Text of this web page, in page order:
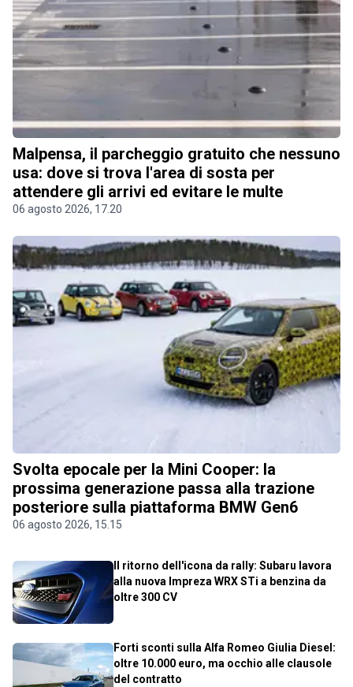
Malpensa, il parcheggio gratuito che nessuno
usa: dove si trova l'area di sosta per
attendere gli arrivi ed evitare le multe
06 agosto 2026, 17.20
Svolta epocale per la Mini Cooper: la
prossima generazione passa alla trazione
posteriore sulla piattaforma BMW Gen6
06 agosto 2026, 15.15
Il ritorno dell'icona da rally: Subaru lavora
alla nuova Impreza WRX STi a benzina da
oltre 300 CV
Forti sconti sulla Alfa Romeo Giulia Diesel:
oltre 10.000 euro, ma occhio alle clausole
del contratto